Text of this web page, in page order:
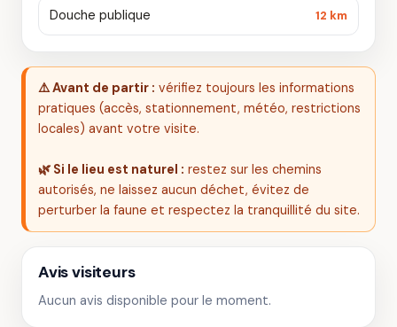
Douche publique 12 km
⚠️ Avant de partir : vérifiez toujours les informations
pratiques (accès, stationnement, météo, restrictions
locales) avant votre visite.
🌿 Si le lieu est naturel : restez sur les chemins
autorisés, ne laissez aucun déchet, évitez de
perturber la faune et respectez la tranquillité du site.
Avis visiteurs
Aucun avis disponible pour le moment.